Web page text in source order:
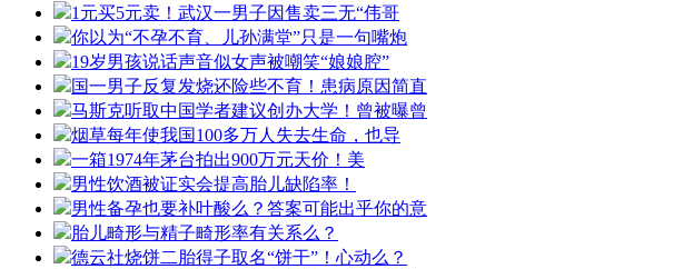
1元买5元卖！武汉一男子因售卖三无“伟哥
你以为“不孕不育、儿孙满堂”只是一句嘴炮
19岁男孩说话声音似女声被嘲笑“娘娘腔”
国一男子反复发烧还险些不育！患病原因简直
马斯克听取中国学者建议创办大学！曾被曝曾
烟草每年使我国100多万人失去生命，也导
一箱1974年茅台拍出900万元天价！美
男性饮酒被证实会提高胎儿缺陷率！
男性备孕也要补叶酸么？答案可能出乎你的意
胎儿畸形与精子畸形率有关系么？
德云社烧饼二胎得子取名“饼干”！心动么？